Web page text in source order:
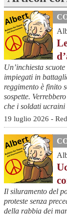
Un’inchiesta
impiegati in
reggimento è finito
sospette.
che i soldati ucraini
19 luglio 2026 -
Il siluramento del
proteste senza
della rabbia dei